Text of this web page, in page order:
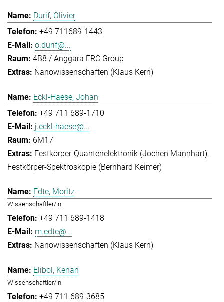
Durif, Olivier
+49 711689-1443
o.durif@...
4B8 / Anggara ERC Group
Nanowissenschaften (Klaus Kern)
Eckl-Haese, Johan
+49 711 689-1710
j.eckl-haese@...
6M17
Festkörper-Quantenelektronik (Jochen Mannhart)
Festkörper-Spektroskopie (Bernhard Keimer)
Edte, Moritz
Wissenschaftler/in
+49 711 689-1418
m.edte@...
Nanowissenschaften (Klaus Kern)
Elibol, Kenan
Wissenschaftler/in
+49 711 689-3685